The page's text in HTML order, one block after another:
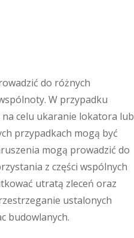
do różnych
W przypadku
na celu ukaranie lokatora lub
przypadkach mogą być
mogą prowadzić do
z części wspólnych
utratą zleceń oraz
ustalonych
budowlanych.